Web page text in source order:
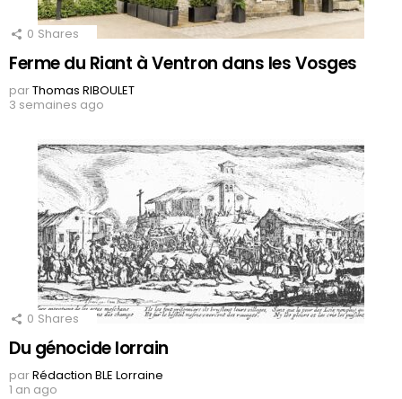
0 Shares
Ferme du Riant à Ventron dans les Vosges
parThomas RIBOULET
3 semaines ago
0 Shares
Du génocide lorrain
parRédaction BLE Lorraine
1 an ago